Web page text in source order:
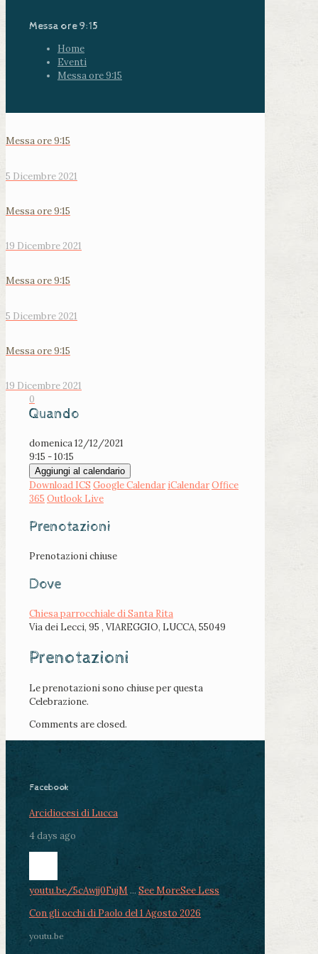
Messa ore 9:15
Home
Eventi
Messa ore 9:15
Messa ore 9:15
5 Dicembre 2021
Messa ore 9:15
19 Dicembre 2021
Messa ore 9:15
5 Dicembre 2021
Messa ore 9:15
19 Dicembre 2021
0
Quando
domenica 12/12/2021
9:15 - 10:15
Aggiungi al calendario
Download ICS Google Calendar iCalendarOffice
365 Outlook Live
Prenotazioni
Prenotazioni chiuse
Dove
Chiesa parrocchiale di Santa Rita
Via dei Lecci, 95 , VIAREGGIO, LUCCA, 55049
Prenotazioni
Le prenotazioni sono chiuse per questa
Celebrazione.
Comments are closed.
Facebook
Arcidiocesi di Lucca
4 days ago
youtu.be/5cAwjj0FujM ... See MoreSee Less
Con gli occhi di Paolo del 1 Agosto 2026
youtu.be